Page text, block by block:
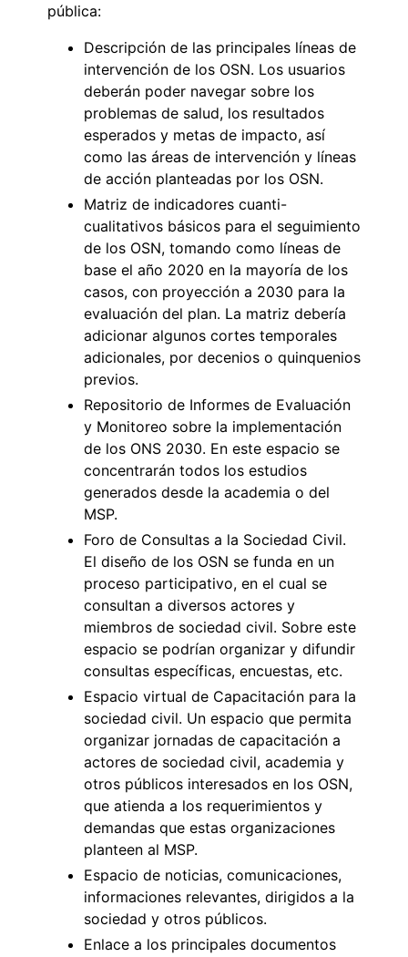
pública:
Descripción de las principales líneas de
intervención de los OSN. Los usuarios
deberán poder navegar sobre los
problemas de salud, los resultados
esperados y metas de impacto, así
como las áreas de intervención y líneas
de acción planteadas por los OSN.
Matriz de indicadores cuanti-
cualitativos básicos para el seguimiento
de los OSN, tomando como líneas de
base el año 2020 en la mayoría de los
casos, con proyección a 2030 para la
evaluación del plan. La matriz debería
adicionar algunos cortes temporales
adicionales, por decenios o quinquenios
previos.
Repositorio de Informes de Evaluación
y Monitoreo sobre la implementación
de los ONS 2030. En este espacio se
concentrarán todos los estudios
generados desde la academia o del
MSP.
Foro de Consultas a la Sociedad Civil.
El diseño de los OSN se funda en un
proceso participativo, en el cual se
consultan a diversos actores y
miembros de sociedad civil. Sobre este
espacio se podrían organizar y difundir
consultas específicas, encuestas, etc.
Espacio virtual de Capacitación para la
sociedad civil. Un espacio que permita
organizar jornadas de capacitación a
actores de sociedad civil, academia y
otros públicos interesados en los OSN,
que atienda a los requerimientos y
demandas que estas organizaciones
planteen al MSP.
Espacio de noticias, comunicaciones,
informaciones relevantes, dirigidos a la
sociedad y otros públicos.
Enlace a los principales documentos